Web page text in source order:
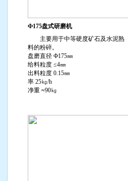
Ф175盘式研磨机
主要用于中等硬度矿石及水泥熟
料的粉碎。
盘磨直径 Ф175㎜
给料粒度 ≤4㎜
出料粒度 0.15㎜
率 25㎏/h
净重 ≈90㎏